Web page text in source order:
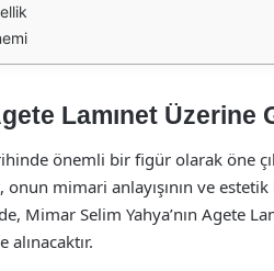
Lamınet Üzerine
önemli bir figür olarak öne
mimari anlayışının ve estetik
Mimar Selim Yahya’nın Agete